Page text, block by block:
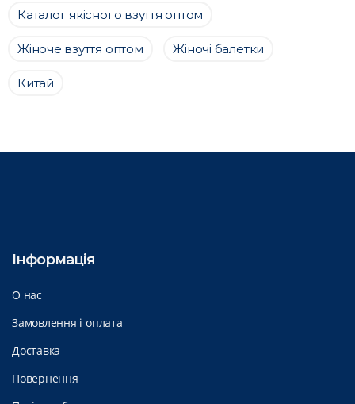
Каталог якісного взуття оптом
Жіноче взуття оптом Жіночі балетки
Китай
Інформація
О нас
Замовлення і оплата
Доставка
Повернення